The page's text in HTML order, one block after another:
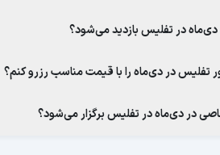
در تفلیس بازدید می‌شود؟
تفلیس در دی‌ماه را با قیمت مناسب رزرو کنم؟
در دی‌ماه در تفلیس برگزار می‌شود؟